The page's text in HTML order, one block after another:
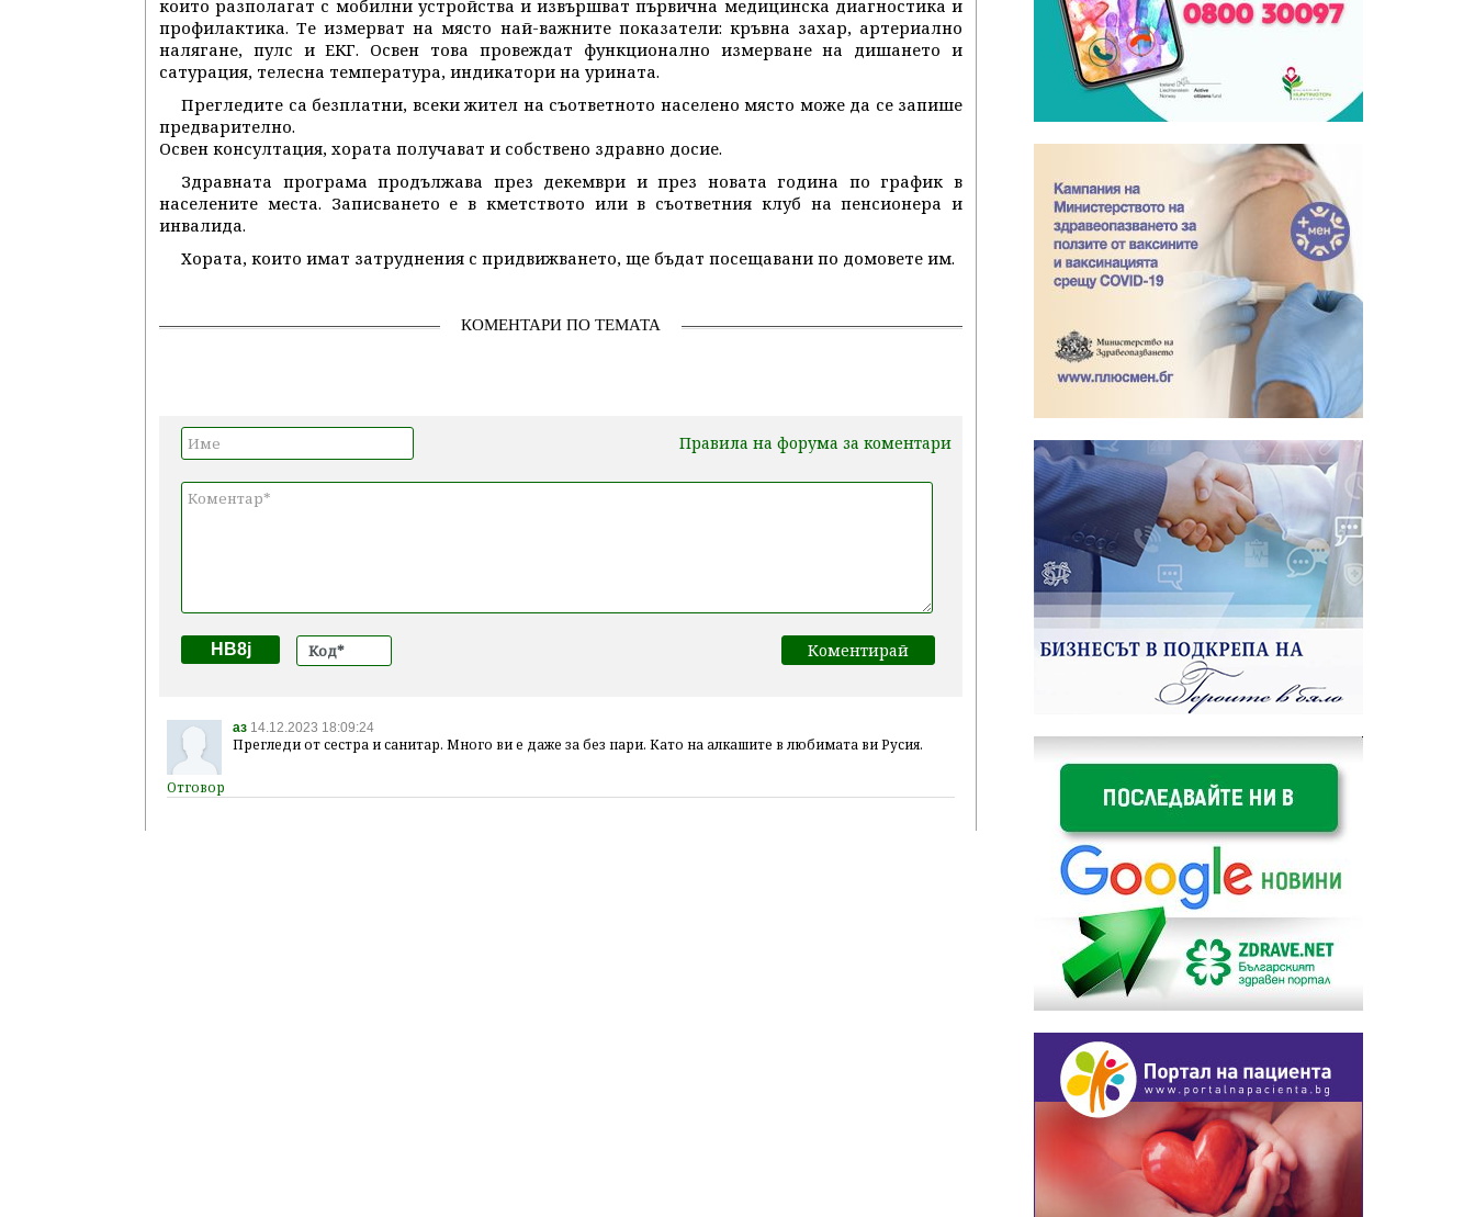
които разполагат с мобилни устройства и извършват първична медицинска диагностика и
профилактика. Те измерват на място най-важните показатели: кръвна захар, артериално
налягане, пулс и ЕКГ. Освен това провеждат функционално измерване на дишането и
сатурация, телесна температура, индикатори на урината.
Прегледите са безплатни, всеки жител на съответното населено място може да се запише
предварително.
Освен консултация, хората получават и собствено здравно досие.
Здравната програма продължава през декември и през новата година по график в
населените места. Записването е в кметството или в съответния клуб на пенсионера и
инвалида.
Хората, които имат затруднения с придвижването, ще бъдат посещавани по домовете им.
КОМЕНТАРИ ПО ТЕМАТА
Правила на форума за коментари
HB8j
аз 14.12.2023 18:09:24
Прегледи от сестра и санитар. Много ви е даже за без пари. Като на алкашите в любимата ви Русия.